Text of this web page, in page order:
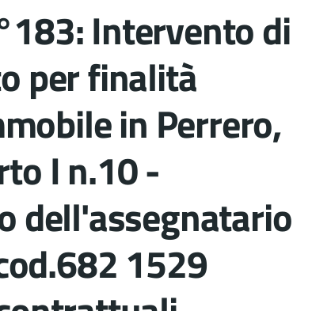
Intervento di
per finalità
in Perrero,
I n.10 -
dell'assegnatario
1529